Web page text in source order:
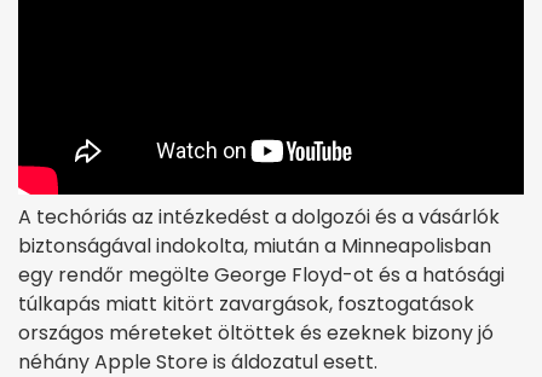
A techóriás az intézkedést a dolgozói és a vásárlók
biztonságával indokolta, miután a Minneapolisban
egy rendőr megölte George Floyd-ot és a hatósági
túlkapás miatt kitört zavargások, fosztogatások
országos méreteket öltöttek és ezeknek bizony jó
néhány Apple Store is áldozatul esett.